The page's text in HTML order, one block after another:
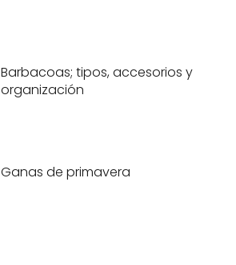
Barbacoas; tipos, accesorios y
organización
Ganas de primavera